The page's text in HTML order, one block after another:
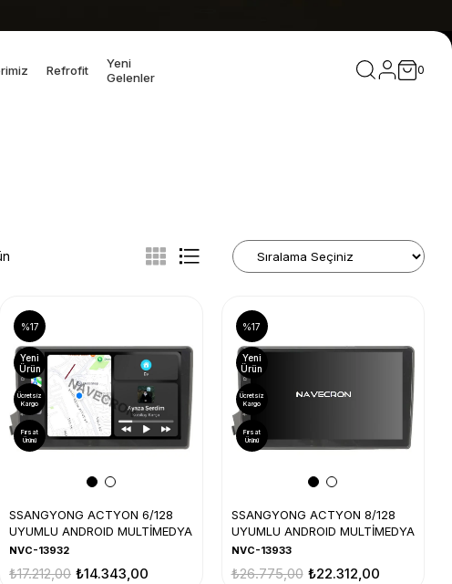
Refrofit
Yeni
Gelenler
0
SSANGYONG ACTYON 6/128
UYUMLU ANDROID MULTİMEDYA
NVC-13932
₺14.343,00
₺17.212,00
%17
Yeni
Ürün
Ücretsiz
Kargo
Fırsat
Ürünü
SSANGYONG ACTYON 8/128
UYUMLU ANDROID MULTİMEDYA
NVC-13933
₺22.312,00
₺26.775,00
%17
Yeni
Ürün
Ücretsiz
Kargo
Fırsat
Ürünü